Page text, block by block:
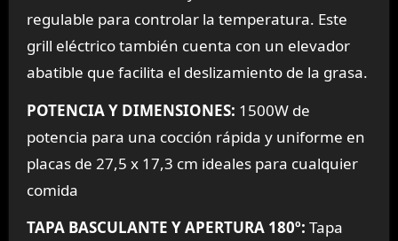
regulable para controlar la temperatura. Este
grill eléctrico también cuenta con un elevador
abatible que facilita el deslizamiento de la grasa.
POTENCIA Y DIMENSIONES: 1500W de
potencia para una cocción rápida y uniforme en
placas de 27,5 x 17,3 cm ideales para cualquier
comida
TAPA BASCULANTE Y APERTURA 180º: Tapa